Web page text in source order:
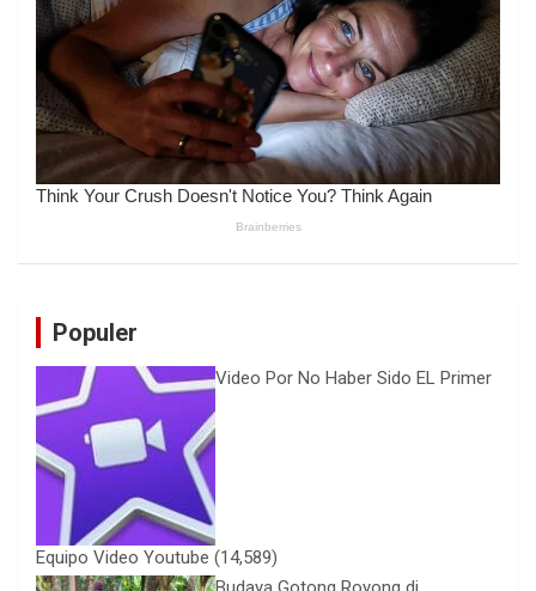
Populer
Video Por No Haber Sido EL Primer
Equipo Video Youtube (14,589)